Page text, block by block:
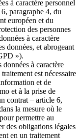
à caractère personnel
paragraphe 4, du
européen et du
des personnes
à caractère
données, et abrogeant
»).
à caractère
est nécessaire
et de
et à la prise de
contrat – article 6,
la mesure où le
permettre au
des obligations légales
en un traitement